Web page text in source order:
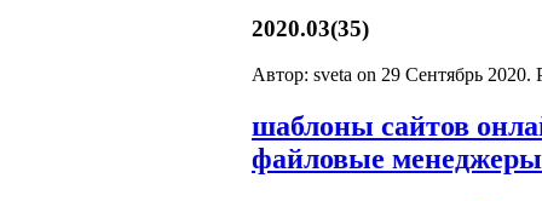
2020.03(35)
Автор: sveta on 29 Сентябрь 2020.
шаблоны сайтов
файловые